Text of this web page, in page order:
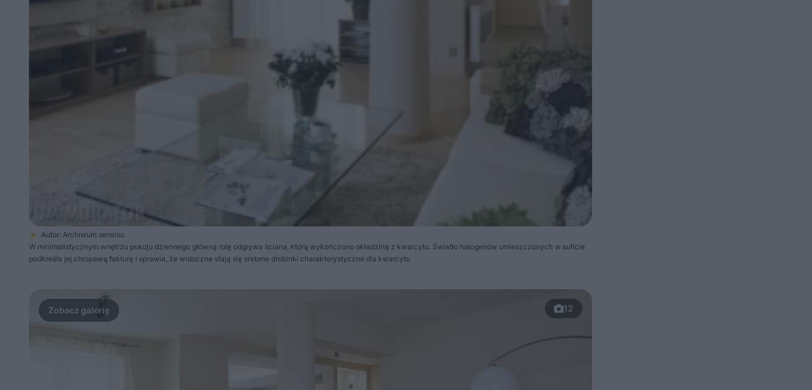
Autor: Archiwum serwisu
W minimalistycznym wnętrzu pokoju dziennego główną rolę odgrywa ściana, którą wykończono okładziną z kwarcytu. Światło halogenów umieszczonych w suficie
podkreśla jej chropawą fakturę i sprawia, że widoczne stają się srebrne drobinki charakterystyczne dla kwarcytu
12